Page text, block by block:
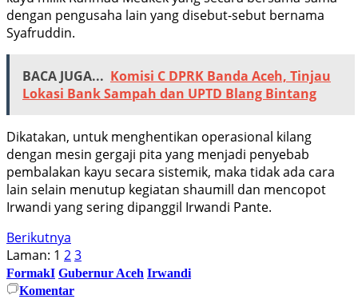
dengan pengusaha lain yang disebut-sebut bernama
Syafruddin.
BACA JUGA... Komisi C DPRK Banda Aceh, Tinjau
Lokasi Bank Sampah dan UPTD Blang Bintang
Dikatakan, untuk menghentikan operasional kilang
dengan mesin gergaji pita yang menjadi penyebab
pembalakan kayu secara sistemik, maka tidak ada cara
lain selain menutup kegiatan shaumill dan mencopot
Irwandi yang sering dipanggil Irwandi Pante.
Berikutnya
Laman: 1 23
FormakI Gubernur Aceh Irwandi
Komentar